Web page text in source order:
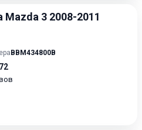
3 2008-2011
BBM434800B